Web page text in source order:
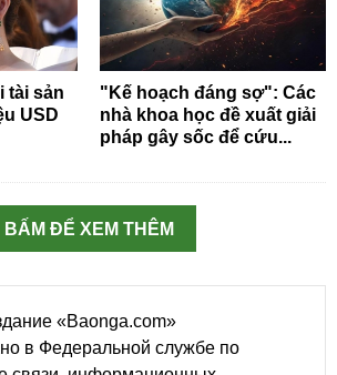
tài sản
USD
"Kế hoạch đáng sợ": Các
nhà khoa học đề xuất giải
pháp gây sốc để cứu...
BẤM ĐỂ XEM THÊM
«Baonga.com»
в Федеральной службе по